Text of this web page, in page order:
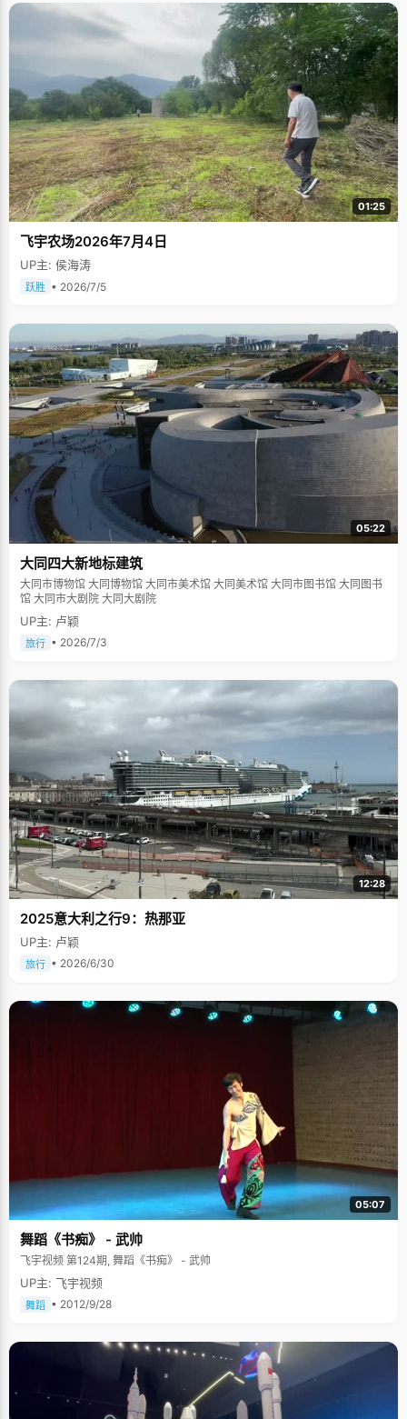
01:25
飞宇农场2026年7月4日
UP主: 侯海涛
跃胜 • 2026/7/5
05:22
大同四大新地标建筑
大同市博物馆 大同博物馆 大同市美术馆 大同美术馆 大同市图书馆 大同图书
馆 大同市大剧院 大同大剧院
UP主: 卢颖
旅行 • 2026/7/3
12:28
2025意大利之行9：热那亚
UP主: 卢颖
旅行 • 2026/6/30
05:07
舞蹈《书痴》 - 武帅
飞宇视频 第124期, 舞蹈《书痴》 - 武帅
UP主: 飞宇视频
舞蹈 • 2012/9/28